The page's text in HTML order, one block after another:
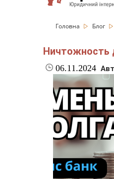
Головна Блог
Ничтожность
06.11.2024